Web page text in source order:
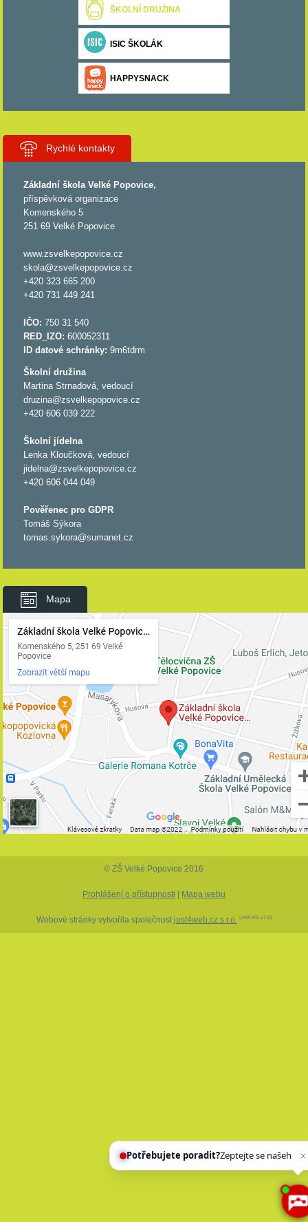
ŠKOLNÍ DRUŽINA
ISIC ŠKOLÁK
HAPPYSNACK
Rychlé kontakty
Základní škola Velké Popovice,
příspěvková organizace
Komenského 5
251 69 Velké Popovice
www.zsvelkepopovice.cz
skola@zsvelkepopovice.cz
+420 323 665 200
+420 731 449 241
IČO:750 31 540
RED_IZO: 600052311
ID datové schránky:9m6tdrm
Školní družina
Martina Strnadová, vedoucí
druzina@zsvelkepopovice.cz
+420 606 039 222
Školní jídelna
Lenka Kloučková, vedoucí
jidelna@zsvelkepopovice.cz
+420 606 044 049
Pověřenec pro GDPR
Tomáš Sýkora
tomas.sykora@sumanet.cz
Mapa
© ZŠ Velké Popovice 2016
Prohlášení o přístupnosti Mapa webu
Webové stránky vytvořila společnost just4web.cz s.r.o. (J4W-RS v7.0)
Potřebujete poradit?Zeptejte se našeho asistenta
Chettyh